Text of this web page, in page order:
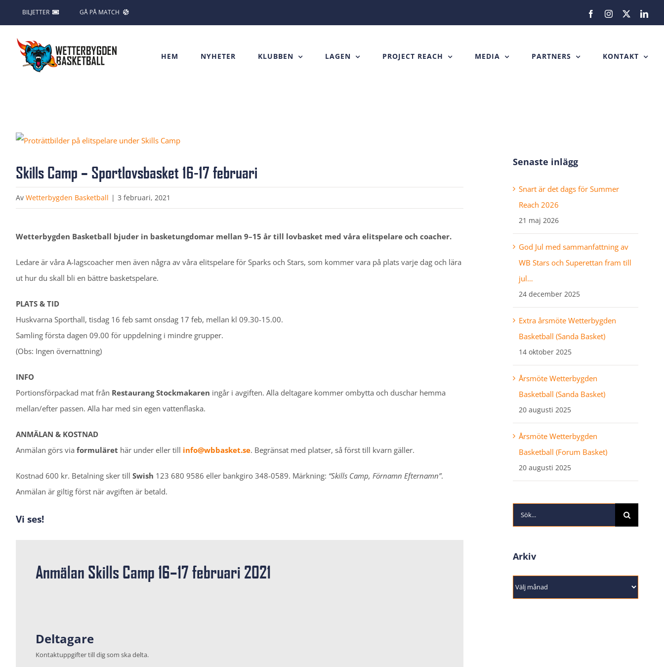
Fortsätt
till
innehållet
BILJETTER GÅ PÅ MATCH FacebookInstagram
HEM NYHETER KLUBBEN LAGEN PROJECT REACH MEDIA PARTNERS KONTAKT
Visa
bild
Skills Camp – Sportlovsbasket 16-17 februari
Av Wetterbygden Basketball | 3 februari, 2021
Wetterbygden Basketball bjuder in basketungdomar mellan 9–15 år till lovbasket med våra elitspelare och coacher.
Ledare är våra A-lagscoacher men även några av våra elitspelare för Sparks och Stars, som kommer vara på plats varje dag och lära
ut hur du skall bli en bättre basketspelare.
PLATS & TID
Huskvarna Sporthall, tisdag 16 feb samt onsdag 17 feb, mellan kl 09.30-15.00.
Samling första dagen 09.00 för uppdelning i mindre grupper.
(Obs: Ingen övernattning)
INFO
Portionsförpackad mat från Restaurang Stockmakaren ingår i avgiften. Alla deltagare kommer ombytta och duschar hemma
mellan/efter passen. Alla har med sin egen vattenflaska.
ANMÄLAN & KOSTNAD
Anmälan görs via formuläret här under eller till info@wbbasket.se. Begränsat med platser, så först till kvarn gäller.
Kostnad 600 kr. Betalning sker till Swish 123 680 9586 eller bankgiro 348-0589. Märkning: “Skills Camp, Förnamn Efternamn”.
Anmälan är giltig först när avgiften är betald.
Vi ses!
Anmälan Skills Camp 16–17 februari 2021
Deltagare
Kontaktuppgifter till dig som ska delta.
Senaste inlägg
Snart är det dags för Summer
Reach 2026
21 maj 2026
God Jul med sammanfattning av
WB Stars och Superettan fram till
jul…
24 december 2025
Extra årsmöte Wetterbygden
Basketball (Sanda Basket)
14 oktober 2025
Årsmöte Wetterbygden
Basketball (Sanda Basket)
20 augusti 2025
Årsmöte Wetterbygden
Basketball (Forum Basket)
20 augusti 2025
Sök
efter:
Arkiv
Arkiv